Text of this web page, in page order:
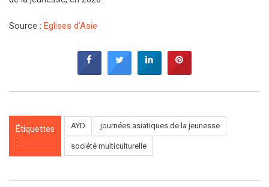
Source : Eglises d’Asie
Étiquettes
:
AYD journées asiatiques de la jeunesse
société multiculturelle